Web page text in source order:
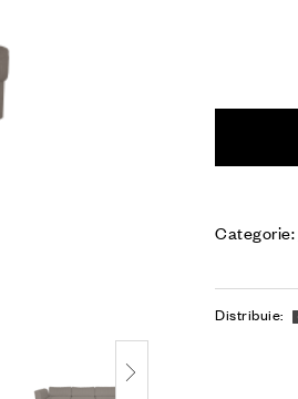
Categorie:
Distribuie: